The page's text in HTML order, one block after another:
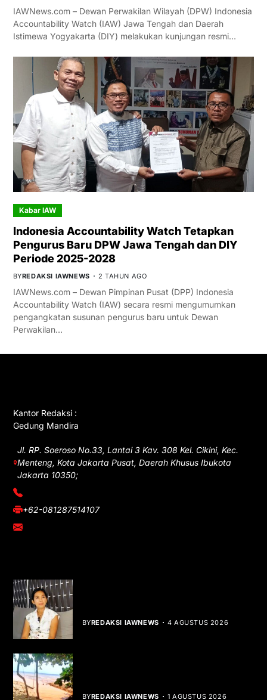
IAWNews.com – Dewan Perwakilan Wilayah (DPW) Indonesia
Accountability Watch (IAW) Jawa Tengah dan Daerah
Istimewa Yogyakarta (DIY) melakukan kunjungan resmi…
Kabar IAW
Indonesia Accountability Watch Tetapkan
Pengurus Baru DPW Jawa Tengah dan DIY
Periode 2025-2028
BYREDAKSI IAWNEWS 2 TAHUN AGO
IAWNews.com – Dewan Pimpinan Pusat (DPP) Indonesia
Accountability Watch (IAW) secara resmi mengumumkan
pengangkatan susunan pengurus baru untuk Dewan
Perwakilan…
Kantor Redaksi :
Gedung Mandira
Jl. RP. Soeroso No.33, Lantai 3 Kav. 308 Kel. Cikini, Kec.
Menteng, Kota Jakarta Pusat, Daerah Khusus Ibukota
Jakarta 10350;
(021) 3908026
+62-081287514107
adm@iawnews.com
BYREDAKSI IAWNEWS 4 AGUSTUS 2026
BYREDAKSI IAWNEWS 1 AGUSTUS 2026